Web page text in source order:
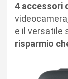
4 accessori
e il versatile
risparmio